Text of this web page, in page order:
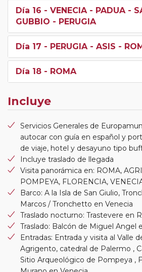
Día 16 - VENECIA - PADUA -
GUBBIO - PERUGIA
Día 17 - PERUGIA - ASIS -
Día 18 - ROMA
Incluye
Servicios Generales de
autocar con guía en español y
de viaje, hotel y desayuno tipo
Incluye traslado de llegada
Visita panorámica en: ROMA,
POMPEYA, FLORENCIA,
Barco: A la Isla de San Giulio,
Marcos / Tronchetto en Venecia
Traslado nocturno: Trastevere en
Traslado: Balcón de Miguel Angel
Entradas: Entrada y visita al Valle
Agrigento, catedral de Palermo ,
Sitio Arqueológico de Pompeya ,